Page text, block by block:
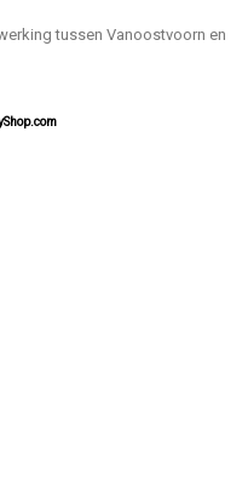
tussen Vanoostvoorn en